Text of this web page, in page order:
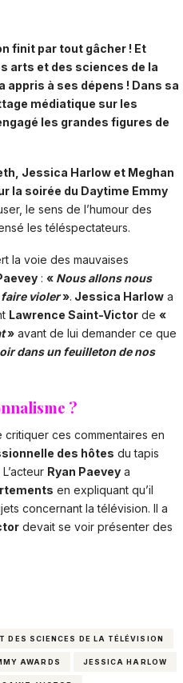
finit par tout gâcher ! Et
arts et des sciences de la
appris à ses dépens ! Dans sa
médiatique sur les
les grandes figures de
Jessica Harlow et Meghan
la soirée du Daytime Emmy
le sens de l’humour des
les téléspectateurs.
la voie des mauvaises
: « Nous allons nous
violer». Jessica Harlow a
Lawrence Saint-Victor de «
» avant de lui demander ce que
dans un feuilleton de nos
?
critiquer ces commentaires en
des hôtes du tapis
Ryan Paevey a
en expliquant qu’il
concernant la télévision. Il a
devait se voir présenter des
DES SCIENCES DE LA TÉLÉVISION
AWARDS JESSICA HARLOW